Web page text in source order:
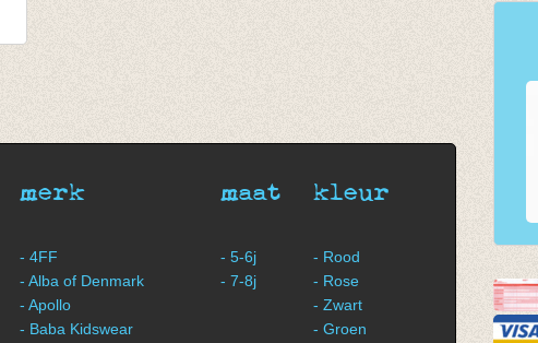
merk
- 4FF
- Alba of Denmark
- Apollo
- Baba Kidswear
maat
- 5-6j
- 7-8j
kleur
- Rood
- Rose
- Zwart
- Groen